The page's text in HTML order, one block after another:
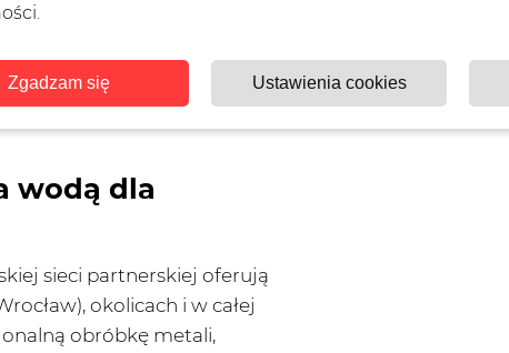
wodą dla
sieci partnerskiej oferują
okolicach i w całej
obróbkę metali,
.
Zgadzam się Ustawienia cookies